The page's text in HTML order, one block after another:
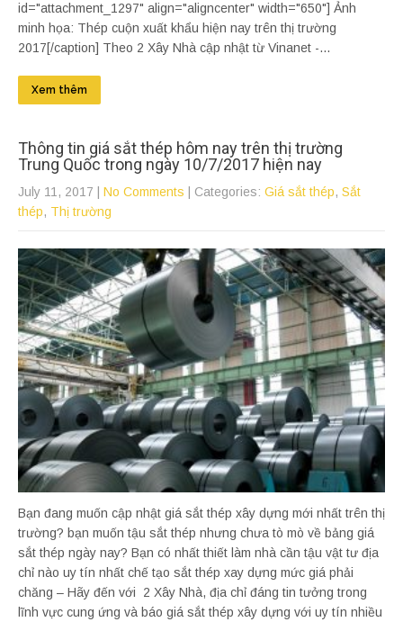
id="attachment_1297" align="aligncenter" width="650"] Ảnh
minh họa: Thép cuộn xuất khẩu hiện nay trên thị trường
2017[/caption] Theo 2 Xây Nhà cập nhật từ Vinanet -...
Xem thêm
Thông tin giá sắt thép hôm nay trên thị trường
Trung Quốc trong ngày 10/7/2017 hiện nay
July 11, 2017 No Comments | Categories: Giá sắt thép, Sắt
thép, Thị trường
Bạn đang muốn cập nhật giá sắt thép xây dựng mới nhất trên thị
trường? bạn muốn tậu sắt thép nhưng chưa tò mò về bảng giá
sắt thép ngày nay? Bạn có nhất thiết làm nhà cần tậu vật tư địa
chỉ nào uy tín nhất chế tạo sắt thép xay dựng mức giá phải
chăng – Hãy đến với 2 Xây Nhà, địa chỉ đáng tin tưởng trong
lĩnh vực cung ứng và báo giá sắt thép xây dựng với uy tín nhiều